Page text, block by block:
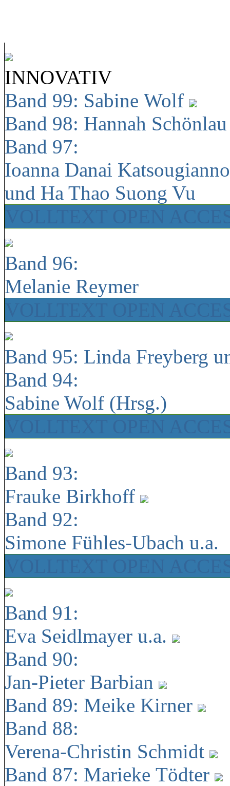
INNOVATIV
Band 99: Sabine Wolf
Band 98: Hannah
Band 97:
Ioanna Danai
und Ha Thao Suong Vu
Band 96:
Melanie Reymer
Band 95: Linda Freyberg
Band 94:
Sabine Wolf (Hrsg.)
Band 93:
Frauke Birkhoff
Band 92:
Simone Fühles-Ubach u.a.
Band 91:
Eva Seidlmayer u.a.
Band 90:
Jan-Pieter Barbian
Band 89: Meike Kirner
Band 88:
Verena-Christin Schmidt
Band 87: Marieke Tödter